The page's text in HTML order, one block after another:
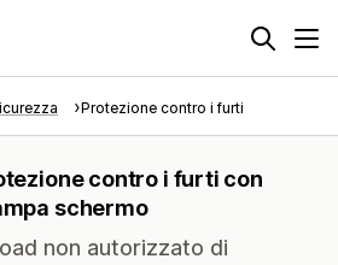
Protezione contro i furti
contro i furti con
schermo
non autorizzato di